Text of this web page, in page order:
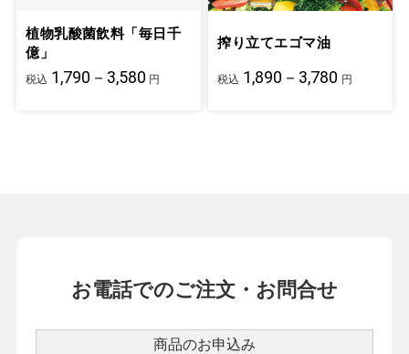
植物乳酸菌飲料「毎日千
億」
税込 1,790－3,580 円
搾り立てエゴマ油
税込 1,890－3,780 円
お電話でのご注文・お問合せ
商品のお申込み